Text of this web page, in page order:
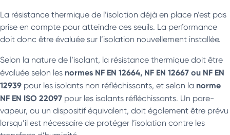
La résistance thermique de l’isolation déjà en place n’est pas
prise en compte pour atteindre ces seuils. La performance
doit donc être évaluée sur l’isolation nouvellement installée.
Selon la nature de l’isolant, la résistance thermique doit être
évaluée selon les normes NF EN 12664, NF EN 12667 ou NF EN
12939 pour les isolants non réfléchissants, et selon la norme
NF EN ISO 22097 pour les isolants réfléchissants. Un pare-
vapeur, ou un dispositif équivalent, doit également être prévu
lorsqu’il est nécessaire de protéger l’isolation contre les